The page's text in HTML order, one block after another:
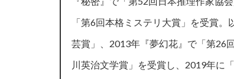
「第6回本格ミステリ大賞」を受賞
芸賞」、2013年『夢幻花』で「第26
川英治文学賞」を受賞し、2019年に